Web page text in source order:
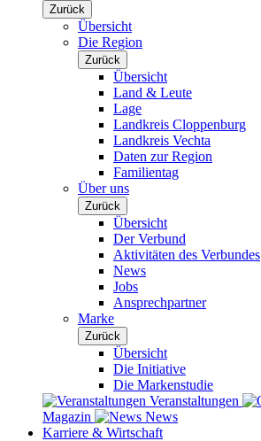
Zurück
Übersicht
Die Region
Zurück
Übersicht
Land & Leute
Lage
Landkreis Cloppenburg
Landkreis Vechta
Daten zur Region
Familientag
Über uns
Zurück
Übersicht
Der Verbund
Aktivitäten des Verbundes
News
Jobs
Ansprechpartner
Marke
Zurück
Übersicht
Die Initiative
Die Markenstudie
Veranstaltungen
Magazin
News
Karriere & Wirtschaft